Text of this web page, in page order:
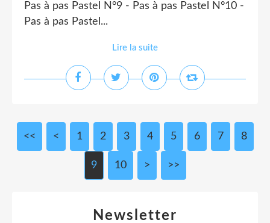
Pas à pas Pastel N°9 - Pas à pas Pastel N°10 -
Pas à pas Pastel...
Lire la suite
<< < 1 2 3 4 5 6 7 8
9 10 20
30
40
> >>
Newsletter